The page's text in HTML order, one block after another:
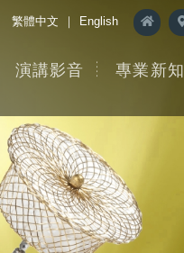
繁體中文 ｜ English
演講影音 專業新知